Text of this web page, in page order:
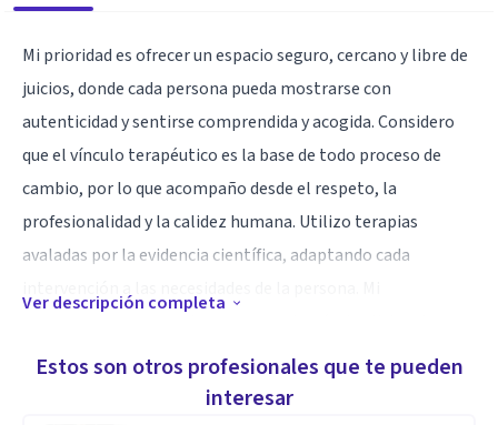
Mi prioridad es ofrecer un espacio seguro, cercano y libre de
juicios, donde cada persona pueda mostrarse con
autenticidad y sentirse comprendida y acogida. Considero
que el vínculo terapéutico es la base de todo proceso de
cambio, por lo que acompaño desde el respeto, la
profesionalidad y la calidez humana. Utilizo terapias
avaladas por la evidencia científica, adaptando cada
malestar, favorezca el bienestar personal y ayude a
construir una vida más plena y satisfactoria.
Ver descripción completa
Estos son otros profesionales que te pueden
interesar